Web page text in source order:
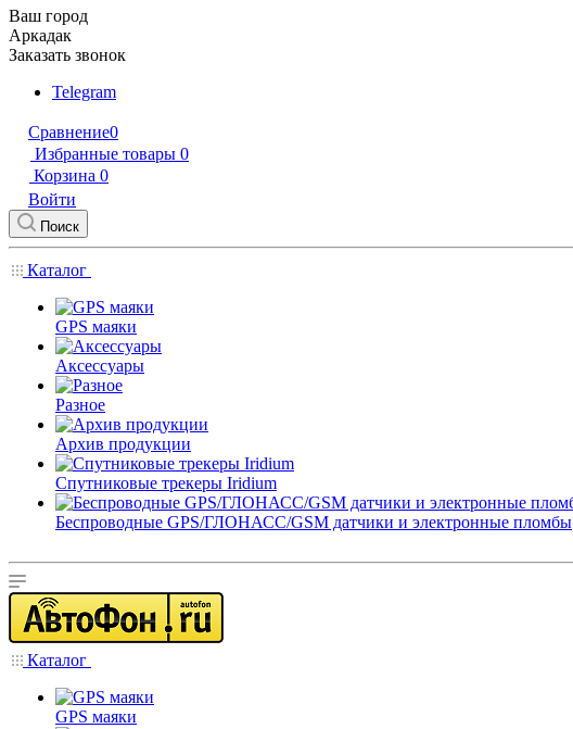
Ваш город
Аркадак
Заказать звонок
Telegram
Сравнение0
Избранные товары 0
Корзина 0
Войти
Поиск
Каталог
GPS маяки
Аксессуары
Разное
Архив продукции
Спутниковые трекеры Iridium
Беспроводные GPS/ГЛОНАСС/GSM датчики и электронные пломбы
Каталог
GPS маяки